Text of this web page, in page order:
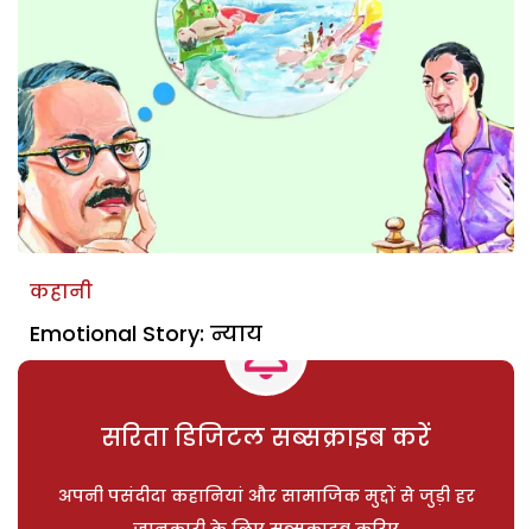
कहानी
Emotional Story: न्याय
सरिता डिजिटल सब्सक्राइब करें
अपनी पसंदीदा कहानियां और सामाजिक मुद्दों से जुड़ी हर